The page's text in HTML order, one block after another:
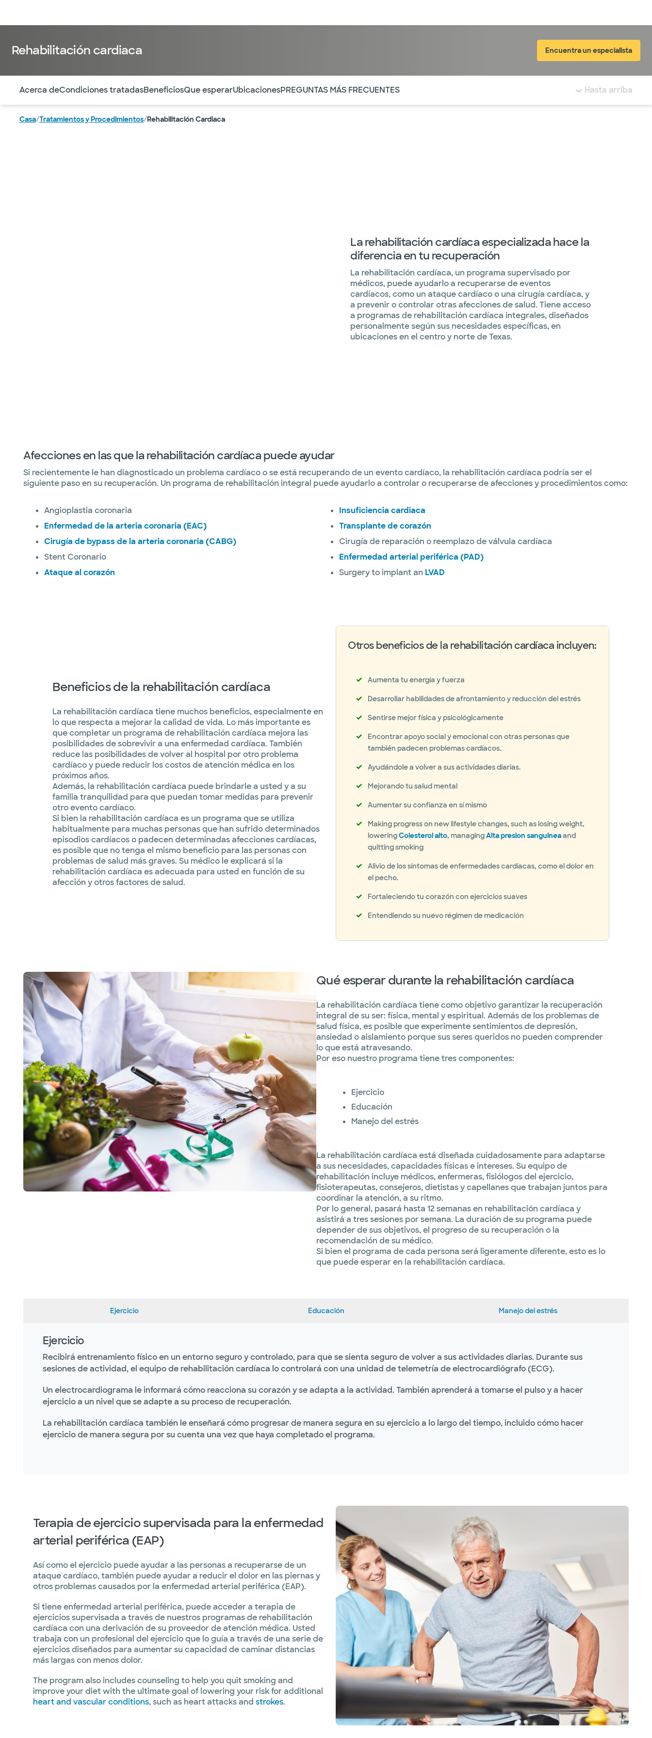
Rehabilitación cardiaca Encuentra un especialista
Acerca deCondiciones tratadasBeneficiosQue esperarUbicacionesPREGUNTAS MÁS FRECUENTES Hasta arriba
Casa/Tratamientos y Procedimientos/Rehabilitación Cardiaca
La rehabilitación cardíaca especializada hace la
diferencia en tu recuperación
La rehabilitación cardíaca, un programa supervisado por
médicos, puede ayudarlo a recuperarse de eventos
cardíacos, como un ataque cardíaco o una cirugía cardíaca, y
a prevenir o controlar otras afecciones de salud. Tiene acceso
a programas de rehabilitación cardíaca integrales, diseñados
personalmente según sus necesidades específicas, en
ubicaciones en el centro y norte de Texas.
Afecciones en las que la rehabilitación cardíaca puede ayudar
Si recientemente le han diagnosticado un problema cardíaco o se está recuperando de un evento cardíaco, la rehabilitación cardíaca podría ser el
siguiente paso en su recuperación. Un programa de rehabilitación integral puede ayudarlo a controlar o recuperarse de afecciones y procedimientos como:
Angioplastia coronaria
Enfermedad de la arteria coronaria (EAC)
Cirugía de bypass de la arteria coronaria (CABG)
Stent Coronario
Ataque al corazón
Insuficiencia cardiaca
Transplante de corazón
Cirugía de reparación o reemplazo de válvula cardíaca
Enfermedad arterial periférica (PAD)
Surgery to implant an LVAD
Beneficios de la rehabilitación cardíaca
La rehabilitación cardíaca tiene muchos beneficios, especialmente en
lo que respecta a mejorar la calidad de vida. Lo más importante es
que completar un programa de rehabilitación cardíaca mejora las
posibilidades de sobrevivir a una enfermedad cardíaca. También
reduce las posibilidades de volver al hospital por otro problema
cardíaco y puede reducir los costos de atención médica en los
próximos años.
Además, la rehabilitación cardíaca puede brindarle a usted y a su
familia tranquilidad para que puedan tomar medidas para prevenir
otro evento cardíaco.
Si bien la rehabilitación cardíaca es un programa que se utiliza
habitualmente para muchas personas que han sufrido determinados
episodios cardíacos o padecen determinadas afecciones cardíacas,
es posible que no tenga el mismo beneficio para las personas con
problemas de salud más graves. Su médico le explicará si la
rehabilitación cardíaca es adecuada para usted en función de su
afección y otros factores de salud.
Otros beneficios de la rehabilitación cardíaca incluyen:
Aumenta tu energía y fuerza
Desarrollar habilidades de afrontamiento y reducción del estrés
Sentirse mejor física y psicológicamente
Encontrar apoyo social y emocional con otras personas que
también padecen problemas cardíacos.
Ayudándole a volver a sus actividades diarias.
Mejorando tu salud mental
Aumentar su confianza en sí mismo
Making progress on new lifestyle changes, such as losing weight,
loweringColesterol alto, managingAlta presion sanguineaand
quitting smoking
Alivio de los síntomas de enfermedades cardíacas, como el dolor en
el pecho.
Fortaleciendo tu corazón con ejercicios suaves
Entendiendo su nuevo régimen de medicación
Qué esperar durante la rehabilitación cardíaca
La rehabilitación cardíaca tiene como objetivo garantizar la recuperación
integral de su ser: física, mental y espiritual. Además de los problemas de
salud física, es posible que experimente sentimientos de depresión,
ansiedad o aislamiento porque sus seres queridos no pueden comprender
lo que está atravesando.
Por eso nuestro programa tiene tres componentes:
Ejercicio
Educación
Manejo del estrés
La rehabilitación cardíaca está diseñada cuidadosamente para adaptarse
a sus necesidades, capacidades físicas e intereses. Su equipo de
rehabilitación incluye médicos, enfermeras, fisiólogos del ejercicio,
fisioterapeutas, consejeros, dietistas y capellanes que trabajan juntos para
coordinar la atención, a su ritmo.
Por lo general, pasará hasta 12 semanas en rehabilitación cardíaca y
asistirá a tres sesiones por semana. La duración de su programa puede
depender de sus objetivos, el progreso de su recuperación o la
recomendación de su médico.
Si bien el programa de cada persona será ligeramente diferente, esto es lo
que puede esperar en la rehabilitación cardíaca.
Ejercicio Educación Manejo del estrés
Ejercicio
Recibirá entrenamiento físico en un entorno seguro y controlado, para que se sienta seguro de volver a sus actividades diarias. Durante sus
sesiones de actividad, el equipo de rehabilitación cardíaca lo controlará con una unidad de telemetría de electrocardiógrafo (ECG).
Un electrocardiograma le informará cómo reacciona su corazón y se adapta a la actividad. También aprenderá a tomarse el pulso y a hacer
ejercicio a un nivel que se adapte a su proceso de recuperación.
La rehabilitación cardíaca también le enseñará cómo progresar de manera segura en su ejercicio a lo largo del tiempo, incluido cómo hacer
ejercicio de manera segura por su cuenta una vez que haya completado el programa.
Terapia de ejercicio supervisada para la enfermedad
arterial periférica (EAP)
Así como el ejercicio puede ayudar a las personas a recuperarse de un
ataque cardíaco, también puede ayudar a reducir el dolor en las piernas y
otros problemas causados por la enfermedad arterial periférica (EAP).
Si tiene enfermedad arterial periférica, puede acceder a terapia de
ejercicios supervisada a través de nuestros programas de rehabilitación
cardíaca con una derivación de su proveedor de atención médica. Usted
trabaja con un profesional del ejercicio que lo guía a través de una serie de
ejercicios diseñados para aumentar su capacidad de caminar distancias
más largas con menos dolor.
The program also includes counseling to help you quit smoking and
improve your diet with the ultimate goal of lowering your risk for additional
heart and vascular conditions, such as heart attacks and strokes.